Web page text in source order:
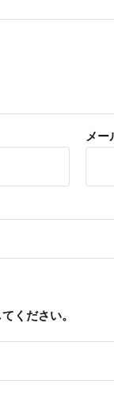
メー
ください。